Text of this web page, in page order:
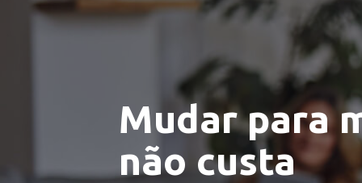
Mudar para
não custa